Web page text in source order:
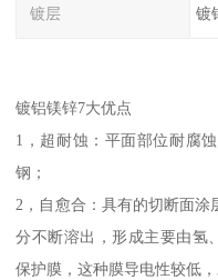
镀层 镀
镀铝镁锌7大优点
1，超耐蚀：平面部位耐腐
钢；
2，自愈合：具有的切断面
分不断溶出，形成主要由氢
保护膜，这种膜导电性较低